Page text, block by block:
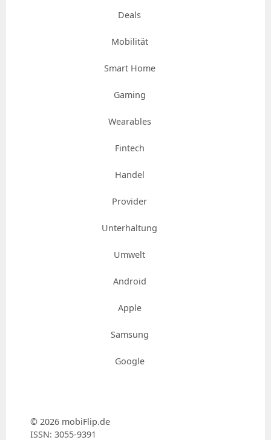
Deals
Mobilität
Smart Home
Gaming
Wearables
Fintech
Handel
Provider
Unterhaltung
Umwelt
Android
Apple
Samsung
Google
© 2026 mobiFlip.de
ISSN: 3055-9391